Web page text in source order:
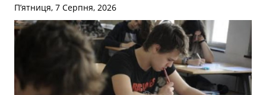
П’ятниця, 7 Серпня, 2026